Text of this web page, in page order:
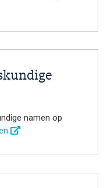
namen op